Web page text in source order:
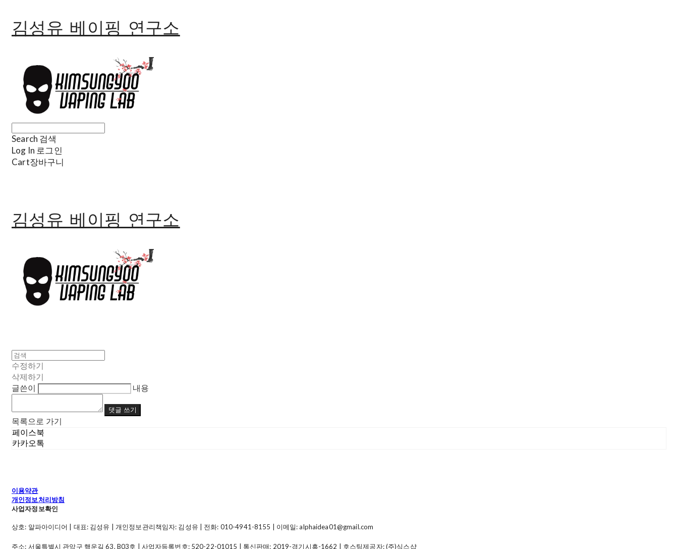
김성유 베이핑 연구소
Search 검색
Log In 로그인
Cart장바구니
김성유 베이핑 연구소
수정하기
삭제하기
글쓴이
내용
댓글 쓰기
목록으로 가기
페이스북
카카오톡
이용약관
개인정보처리방침
사업자정보확인
상호: 알파아이디어 | 대표: 김성유 | 개인정보관리책임자: 김성유 | 전화: 010-4941-8155 | 이메일: alphaidea01@gmail.com
주소: 서울특별시 관악구 행운길 63, B03호 | 사업자등록번호: 520-22-01015 | 통신판매: 2019-경기시흥-1662 | 호스팅제공자: (주)식스샵